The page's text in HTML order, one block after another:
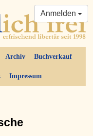
Archiv Buchverkauf
Impressum
Anmelden